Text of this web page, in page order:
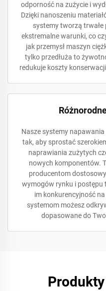
odporność na zużycie i
Dzięki nanoszeniu
systemy tworzą
ekstremalne warunki, co
jak przemysł maszyn
tylko przedłuża to
redukuje koszty
Nasze systemy
tak, aby sprostać
naprawiania zużytych
nowych komponentów.
producentom
wymogów rynku i postępu
im konkurencyjność
systemom możesz
dopasowane do